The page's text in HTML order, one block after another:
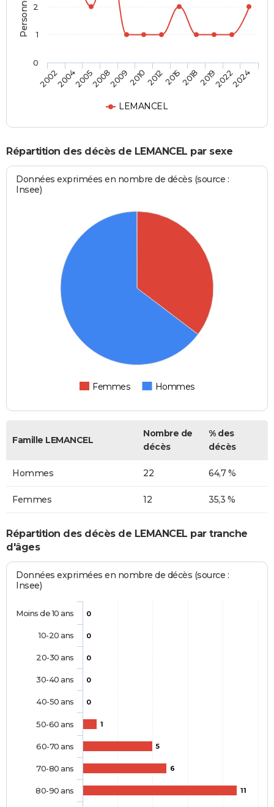
LEMANCEL
200220042005200820092010201220152018201920222024
0
1
2
Répartition des décès de LEMANCEL par sexe
Données exprimées en nombre de décès (source :
Insee)
Femmes Hommes
Famille LEMANCEL
Nombre de
décès
% des
décès
Hommes 22 64,7 %
Femmes 12 35,3 %
Répartition des décès de LEMANCEL par tranche
d'âges
Données exprimées en nombre de décès (source :
Insee)
0
0
0
0
0
1
5
6
11
Moins de 10 ans
10-20 ans
20-30 ans
30-40 ans
40-50 ans
50-60 ans
60-70 ans
70-80 ans
80-90 ans